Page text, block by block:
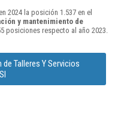
2024 la posición 1.537 en el
y mantenimiento de
posiciones respecto al año 2023.
Talleres Y Servicios